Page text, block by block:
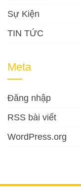
Sự Kiện
TIN TỨC
Meta
Đăng nhập
RSS bài viết
WordPress.org